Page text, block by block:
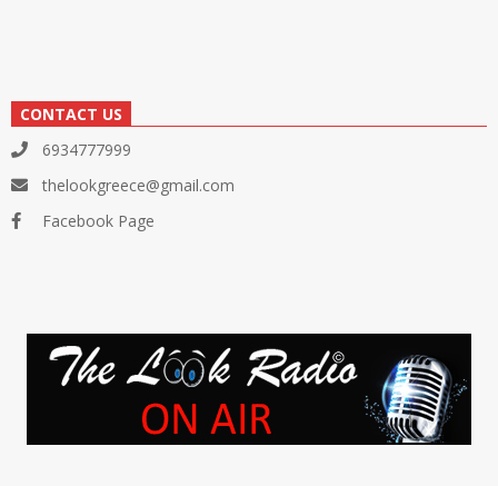
CONTACT US
6934777999
thelookgreece@gmail.com
Facebook Page